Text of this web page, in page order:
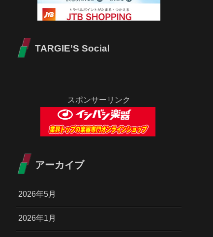
TARGIE’S Social
スポンサーリンク
アーカイブ
2026年5月
2026年1月